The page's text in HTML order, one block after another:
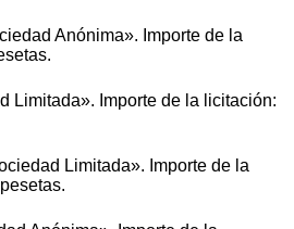
Anónima». Importe de la
Limitada». Importe de la licitación:
Limitada». Importe de la